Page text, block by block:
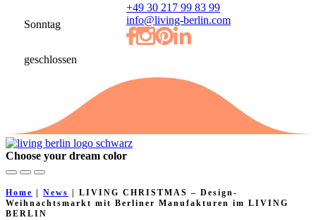
Sonntag
geschlossen
+49 30 217 99 83 99
info@living-berlin.com
Choose your dream color
Home News
LIVING CHRISTMAS – Design-
Weihnachtsmarkt mit Berliner Manufakturen im LIVING
BERLIN